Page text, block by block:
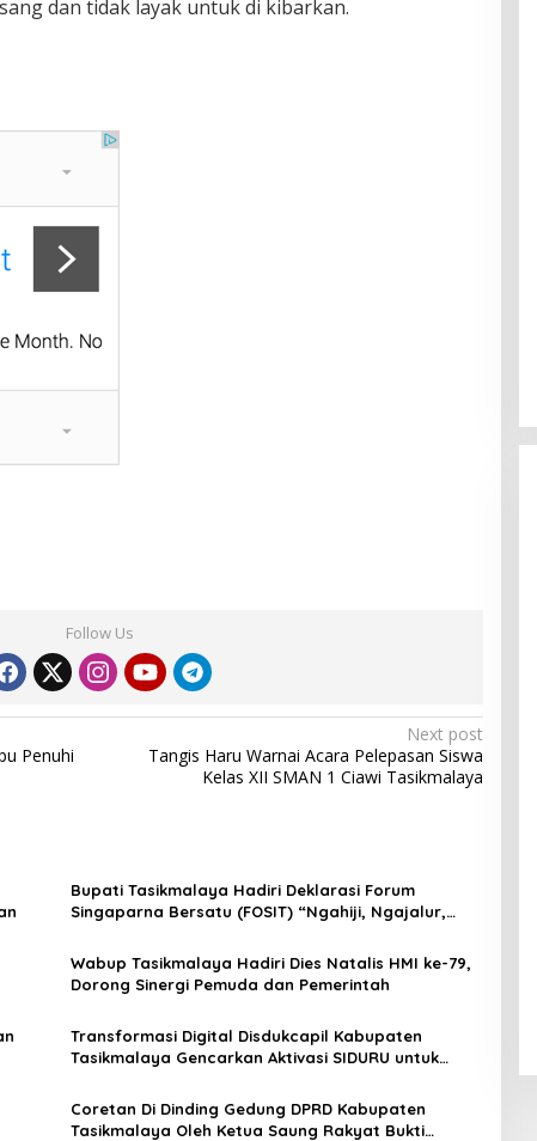
dan tidak layak untuk di kibarkan.
Follow Us
Penuhi
Next post
Tangis Haru Warnai Acara Pelepasan Siswa
Kelas XII SMAN 1 Ciawi Tasikmalaya
Bupati Tasikmalaya Hadiri Deklarasi Forum
Singaparna Bersatu (FOSIT) “Ngahiji, Ngajalur,
Wabup Tasikmalaya Hadiri Dies Natalis HMI ke-79,
Dorong Sinergi Pemuda dan Pemerintah
Transformasi Digital Disdukcapil Kabupaten
Tasikmalaya Gencarkan Aktivasi SIDURU untuk
Coretan Di Dinding Gedung DPRD Kabupaten
Tasikmalaya Oleh Ketua Saung Rakyat Bukti